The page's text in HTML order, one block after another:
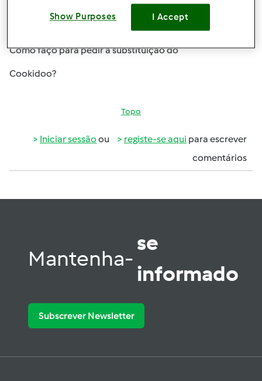
Seg, 2025-09-08 18:08
Como faço para pedir a substituição do
Cookidoo?
Topo
Iniciar sessão ou registe-se aqui para escrever
comentários
Mantenha-
se
informado
Subscrever Newsletter
Show Purposes I Accept